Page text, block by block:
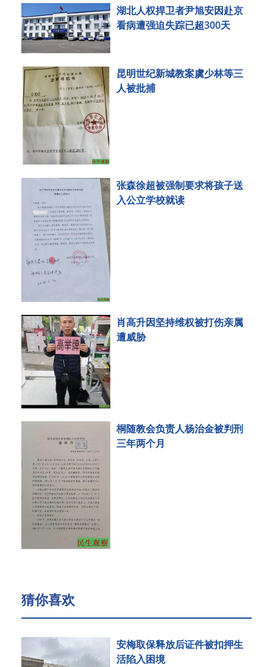
湖北人权捍卫者尹旭安因赴京
看病遭强迫失踪已超300天
昆明世纪新城教案虞少林等三
人被批捕
张森徐超被强制要求将孩子送
入公立学校就读
肖高升因坚持维权被打伤亲属
遭威胁
桐随教会负责人杨治金被判刑
三年两个月
猜你喜欢
安梅取保释放后证件被扣押生
活陷入困境